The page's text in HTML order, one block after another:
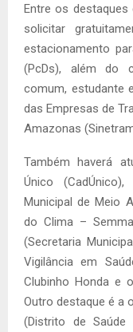
Entre os destaques
solicitar
estacionamento
(PcDs), além do
comum, estudante
das Empresas de
Amazonas
Também haverá
Único
Municipal de Meio
do Clima –
(Secretaria
Vigilância em
Clubinho Honda e
Outro destaque é a
(Distrito de Saúde